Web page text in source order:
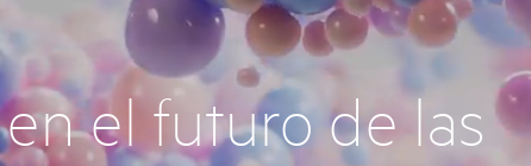
el futuro de las